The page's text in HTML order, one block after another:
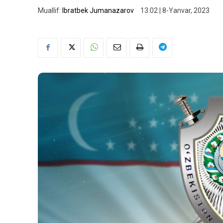
Muallif: Ibratbek Jumanazarov 13:02 | 8-Yanvar, 2023